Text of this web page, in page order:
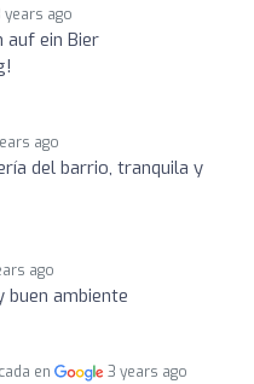
years ago
auf ein Bier
ago
del barrio, tranquila y
ago
buen ambiente
en 3 years ago